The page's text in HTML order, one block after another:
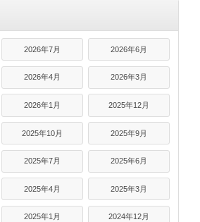
2026年7月 2026年6月
2026年4月 2026年3月
2026年1月 2025年12月
2025年10月 2025年9月
2025年7月 2025年6月
2025年4月 2025年3月
2025年1月 2024年12月